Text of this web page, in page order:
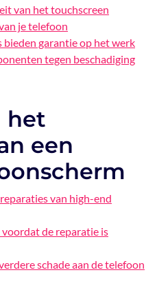
van het touchscreen
je telefoon
bieden garantie op het werk
tegen beschadiging
het
een
van high-end
de reparatie is
schade aan de telefoon